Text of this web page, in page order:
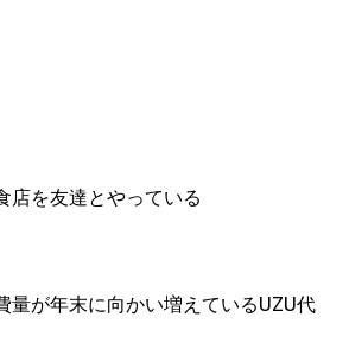
店を友達とやっている
量が年末に向かい増えているUZU代